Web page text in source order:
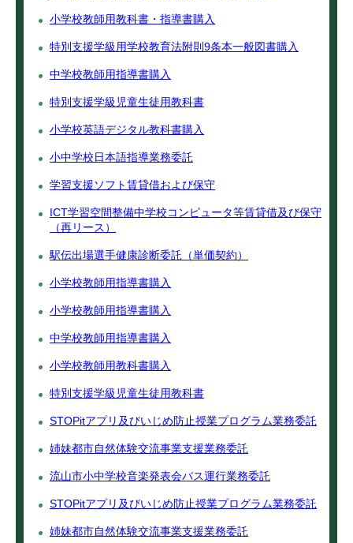
小学校教師用教科書・指導書購入
特別支援学級用学校教育法附則9条本一般図書購入
中学校教師用指導書購入
特別支援学級児童生徒用教科書
小学校英語デジタル教科書購入
小中学校日本語指導業務委託
学習支援ソフト賃貸借および保守
ICT学習空間整備中学校コンピュータ等賃貸借及び保守
（再リース）
駅伝出場選手健康診断委託（単価契約）
小学校教師用指導書購入
小学校教師用指導書購入
中学校教師用指導書購入
小学校教師用教科書購入
特別支援学級児童生徒用教科書
STOPitアプリ及びいじめ防止授業プログラム業務委託
姉妹都市自然体験交流事業支援業務委託
流山市小中学校音楽発表会バス運行業務委託
STOPitアプリ及びいじめ防止授業プログラム業務委託
姉妹都市自然体験交流事業支援業務委託